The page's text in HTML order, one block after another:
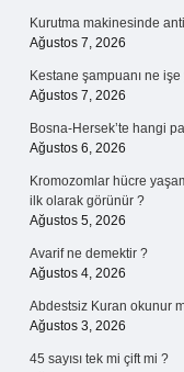
Kurutma makinesinde anti
Ağustos 7, 2026
Kestane şampuanı ne
Ağustos 7, 2026
Bosna-Hersek’te hangi
Ağustos 6, 2026
Kromozomlar hücre
ilk olarak görünür ?
Ağustos 5, 2026
Avarif ne demektir ?
Ağustos 4, 2026
Abdestsiz Kuran okunur
Ağustos 3, 2026
45 sayısı tek mi çift mi ?